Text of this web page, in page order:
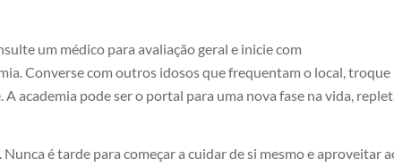
um médico para avaliação geral e inicie com
Converse com outros idosos que frequentam o local, troque
academia pode ser o portal para uma nova fase na vida,
é tarde para começar a cuidar de si mesmo e aproveitar